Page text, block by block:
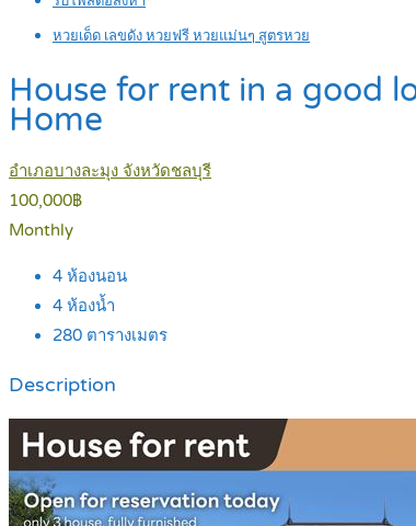
หวยเด็ด เลขดัง หวยฟรี หวยแม่นๆ สูตรหวย
House for rent in a good
Home
อำเภอบางละมุง จังหวัดชลบุรี
100,000฿
Monthly
4 ห้องนอน
4 ห้องน้ำ
280 ตารางเมตร
Description